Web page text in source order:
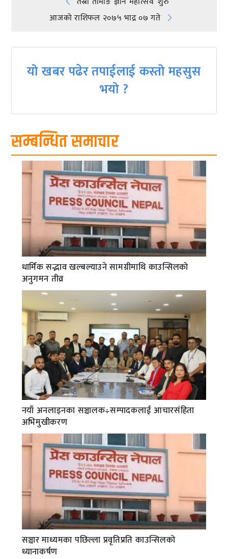
Post
navigation
आजको राशिफल २०७५ भाद्र ०७ गते
यो खबर पढेर तपाईलाई कस्तो महसुस
भयो ?
सम्बन्धित समाचार
धार्मिक सद्भाव खल्बल्याउने सामग्रीमाथि काउन्सिलको
अनुगमन तीव्र
नयाँ अनलाइनका सञ्चालक÷सम्पादकलाई आचारसंहिता
अभिमुखीकरण
सञ्चार माध्यमका पछिल्ला प्रवृतिप्रति काउन्सिलको
ध्यानाकर्षण